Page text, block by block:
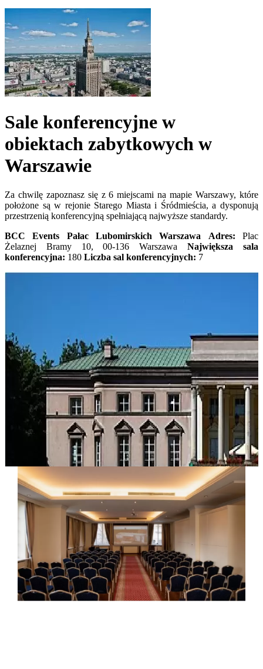
Sale konferencyjne w
obiektach zabytkowych w
Warszawie
Za chwilę zapoznasz się z 6 miejscami na mapie Warszawy, które
położone są w rejonie Starego Miasta i Śródmieścia, a dysponują
przestrzenią konferencyjną spełniającą najwyższe standardy.
BCC Events Pałac Lubomirskich Warszawa
Adres: Plac
Żelaznej Bramy 10, 00-136 WarszawaNajwiększa sala
konferencyjna: 180 Liczba sal konferencyjnych: 7